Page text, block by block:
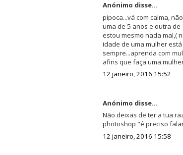
Anónimo disse...
pipoca...vá com calma,
uma de 5 anos e outra
estou mesmo nada mal,(
idade de uma mulher
sempre...aprenda com
afins que faça uma
12 janeiro, 2016 15:52
Anónimo disse...
Não deixas de ter a tua
photoshop "é preciso
12 janeiro, 2016 15:58